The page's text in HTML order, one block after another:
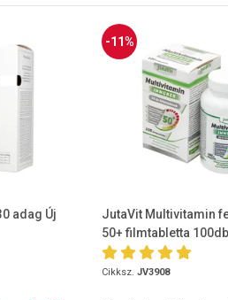
adag Új
-11%
JutaVit Multivitamin
50+ filmtabletta 100db
Cikksz. JV3908